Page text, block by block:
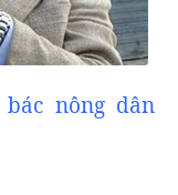
nông dân